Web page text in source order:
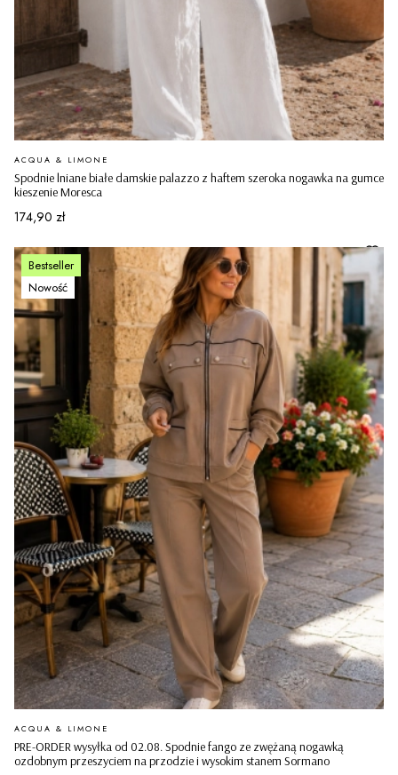
Spodnie lniane białe damskie palazzo z haftem szeroka nogawka na gumce
kieszenie Moresca
PRODUCENT
ACQUA & LIMONE
Cena
174,90 zł
Bestseller
Nowość
PRE-ORDER wysyłka od 02.08. Spodnie fango ze zwężaną nogawką
ozdobnym przeszyciem na przodzie i wysokim stanem Sormano
PRODUCENT
ACQUA & LIMONE